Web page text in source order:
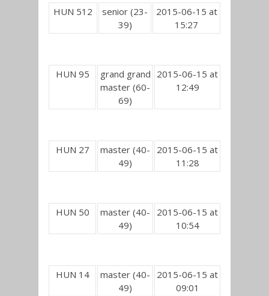
HUN 512
senior (23-
39)
2015-06-15 at
15:27
HUN 95
grand grand
master (60-
69)
2015-06-15 at
12:49
HUN 27
master (40-
49)
2015-06-15 at
11:28
HUN 50
master (40-
49)
2015-06-15 at
10:54
HUN 14
master (40-
49)
2015-06-15 at
09:01